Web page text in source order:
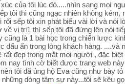
của tôi lúc đó.....nhìn sang mọi
tôi thì cũng ngạc nhiên không kém,
rối sếp tôi xin phát biểu vài lời và nói
về vị tri1 thì sếp tôi đã đứng lên nói
cũng là 1 bài học trong chiến lược
dấu ấn trong lòng khách hàng. ....và
rất đẹp trong mắt mọi người , đặc
nay tình cờ biết được trang web
tôi đã ủng hộ Eva cũng như bày
dòng tâm sự này...tôi sẽ kêu